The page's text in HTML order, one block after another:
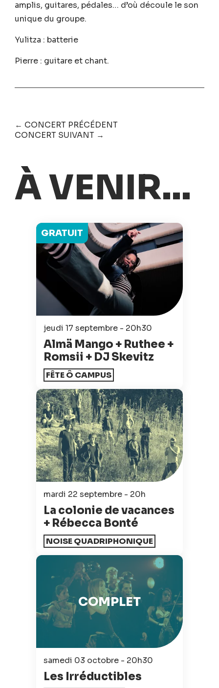
amplis, guitares, pédales… d’où découle le son
unique du groupe.
Yulitza : batterie
Pierre : guitare et chant.
← CONCERT PRÉCÉDENT
CONCERT SUIVANT →
À VENIR...
jeudi 17 septembre - 20h30
Almä Mango + Ruthee +
Romsii + DJ Skevitz
FÊTE Ô CAMPUS
GRATUIT
mardi 22 septembre - 20h
La colonie de vacances
+ Rébecca Bonté
NOISE QUADRIPHONIQUE
samedi 03 octobre - 20h30
Les Irréductibles
COMPLET